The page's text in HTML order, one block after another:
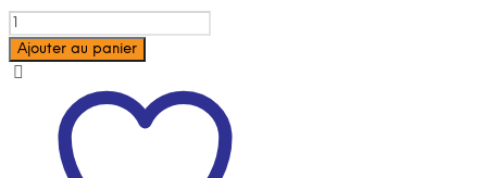
Quantité
Ajouter au panier